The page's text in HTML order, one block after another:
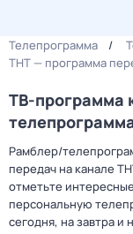
Телепрограмма
ТНТ — программа
ТВ-программа
Рамблер/
передач на канале
отметьте
персональную
сегодня, на завтра